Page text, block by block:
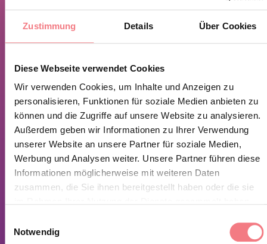
Zustimmung Details Über Cookies
Diese Webseite verwendet Cookies
Wir verwenden Cookies, um Inhalte und Anzeigen zu
personalisieren, Funktionen für soziale Medien anbieten zu
können und die Zugriffe auf unsere Website zu analysieren.
Außerdem geben wir Informationen zu Ihrer Verwendung
unserer Website an unsere Partner für soziale Medien,
Werbung und Analysen weiter. Unsere Partner führen diese
Informationen möglicherweise mit weiteren Daten
zusammen, die Sie ihnen bereitgestellt haben oder die sie
Notwendig
einer offensichtlichen Abzweigung links abbiegt, die
entlang der gesamten Länge der Felswand verläuft. An
hinauf, die zur Basis der Felswand auf der rechten Seite
in Blickrichtung des Berges führt. Zugangzeit ca. 25
Minuten.
ÖFFNUNGSZEITEN
RUNDE 24/24 STUNDEN